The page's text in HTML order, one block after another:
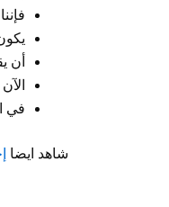
أن
في
شاهد ايضا